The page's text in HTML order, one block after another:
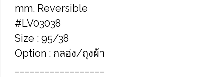
mm. Reversible
#LV03038
Size : 95/38
Option : กลอ่ง/ถุงผ้า